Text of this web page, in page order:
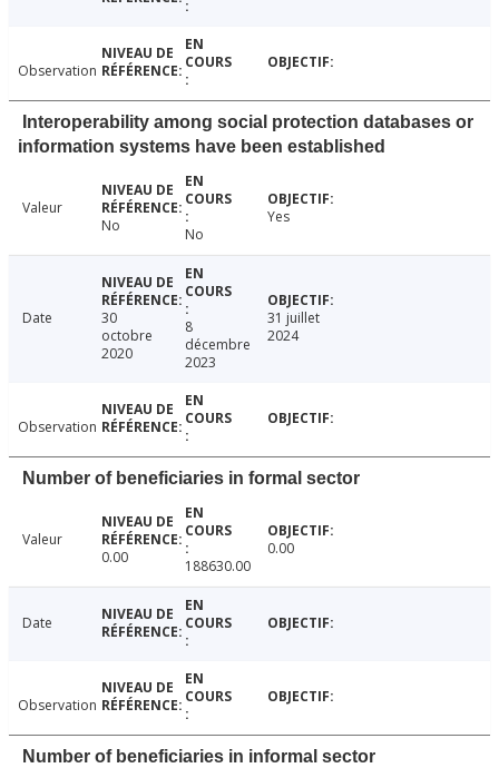
Observation
Interoperability among social protection databases or
information systems have been established
Valeur
No
No
Yes
Date
30
octobre
2020
8
décembre
2023
31 juillet
2024
Observation
Number of beneficiaries in formal sector
Valeur
0.00
188630.00
0.00
Date
Observation
Number of beneficiaries in informal sector